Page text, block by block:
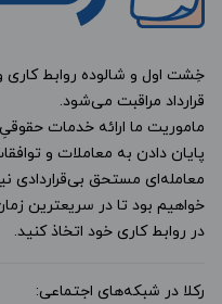
خِشت اول و شالوده روابط کاری
قرارداد مراقبت می‌شود.
ماموریت ما ارائه خدمات
پایان دادن به معاملات و
معامله‌ای مستحق
خواهیم بود تا در سریعترین
در روابط کاری خود اتخاذ کنید.
رکلا در شبکه‌های اجتماعی: